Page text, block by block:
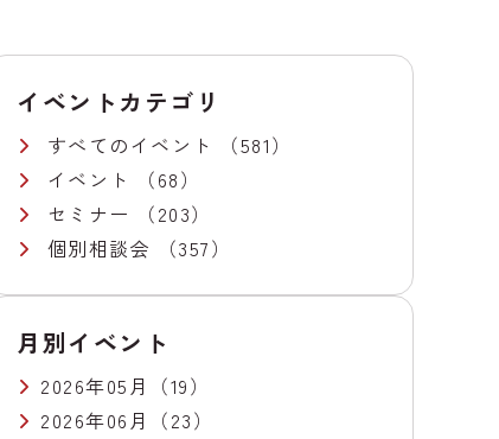
イベントカテゴリ
すべてのイベント
（581）
イベント
（68）
セミナー
（203）
個別相談会
（357）
月別イベント
2026年05月
（19）
2026年06月
（23）